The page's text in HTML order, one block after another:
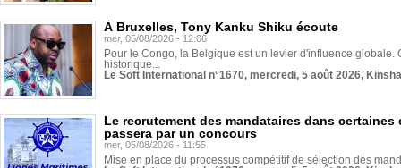
À Bruxelles, Tony Kanku Shiku écoute
mer, 05/08/2026 - 12:06
Pour le Congo, la Belgique est un levier d'influence globale.
historique...
Le Soft International n°1670, mercredi, 5 août 2026,
Le recrutement des mandataires dans
passera par un concours
mer, 05/08/2026 - 11:55
Mise en place du processus compétitif de sélection des